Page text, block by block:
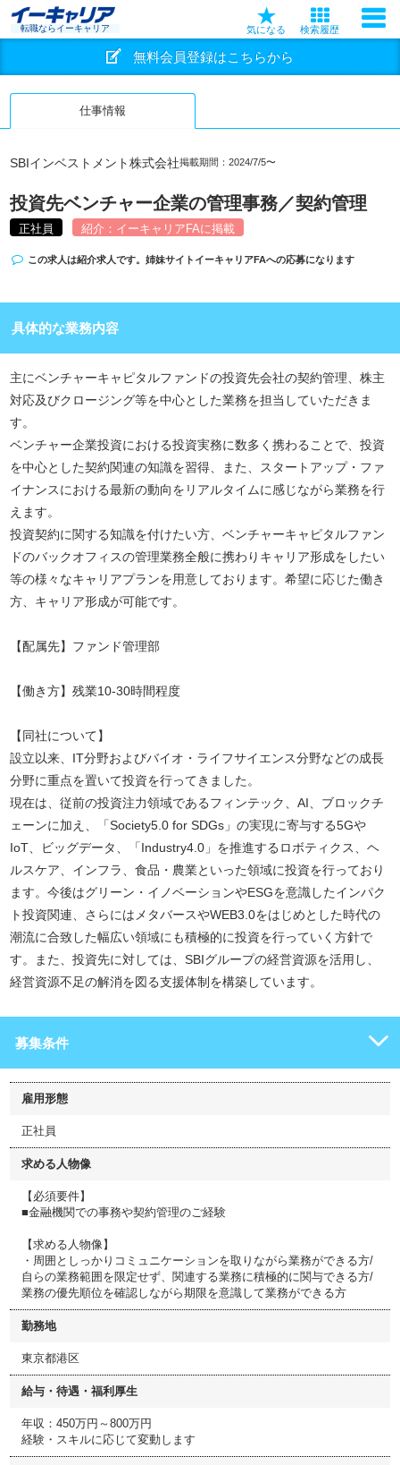
転職ならイーキャリア 気になる 検索履歴
無料会員登録はこちらから
仕事情報
SBIインベストメント株式会社掲載期間：2024/7/5〜
投資先ベンチャー企業の管理事務／契約管理
正社員 紹介：イーキャリアFAに掲載
この求人は紹介求人です。姉妹サイト イーキャリアFAへの応募になります
具体的な業務内容
主にベンチャーキャピタルファンドの投資先会社の契約管理、株主
対応及びクロージング等を中心とした業務を担当していただきま
す。
ベンチャー企業投資における投資実務に数多く携わることで、投資
を中心とした契約関連の知識を習得、また、スタートアップ・ファ
イナンスにおける最新の動向をリアルタイムに感じながら業務を行
えます。
投資契約に関する知識を付けたい方、ベンチャーキャピタルファン
ドのバックオフィスの管理業務全般に携わりキャリア形成をしたい
等の様々なキャリアプランを用意しております。希望に応じた働き
方、キャリア形成が可能です。
【配属先】ファンド管理部
【働き方】残業10-30時間程度
【同社について】
設立以来、IT分野およびバイオ・ライフサイエンス分野などの成長
分野に重点を置いて投資を行ってきました。
現在は、従前の投資注力領域であるフィンテック、AI、ブロックチ
ェーンに加え、「Society5.0 for SDGs」の実現に寄与する5Gや
IoT、ビッグデータ、「Industry4.0」を推進するロボティクス、ヘ
ルスケア、インフラ、食品・農業といった領域に投資を行っており
ます。今後はグリーン・イノベーションやESGを意識したインパク
ト投資関連、さらにはメタバースやWEB3.0をはじめとした時代の
潮流に合致した幅広い領域にも積極的に投資を行っていく方針で
す。また、投資先に対しては、SBIグループの経営資源を活用し、
経営資源不足の解消を図る支援体制を構築しています。
募集条件
雇用形態
正社員
求める人物像
【必須要件】
■金融機関での事務や契約管理のご経験
【求める人物像】
・周囲としっかりコミュニケーションを取りながら業務ができる方/
自らの業務範囲を限定せず、関連する業務に積極的に関与できる方/
業務の優先順位を確認しながら期限を意識して業務ができる方
勤務地
東京都港区
給与・待遇・福利厚生
年収：450万円～800万円
経験・スキルに応じて変動します